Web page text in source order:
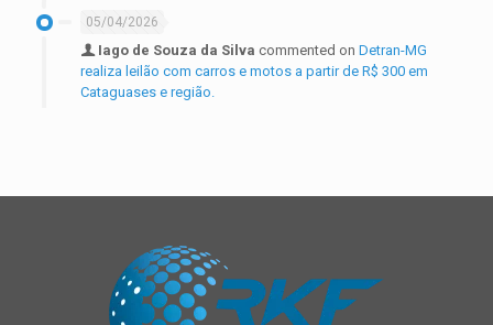
05/04/2026
Iago de Souza da Silva commented on Detran-MG
realiza leilão com carros e motos a partir de R$ 300 em
Cataguases e região.